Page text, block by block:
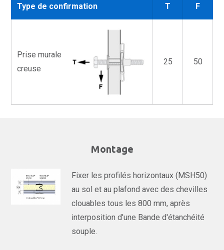
Type de confirmation T F
Prise murale
creuse
25 50
Montage
Fixer les profilés horizontaux (MSH50)
au sol et au plafond avec des chevilles
clouables tous les 800 mm, après
interposition d'une Bande d'étanchéité
souple.